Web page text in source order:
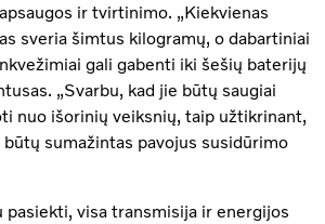
ir tvirtinimo. „Kiekvienas
sveria šimtus kilogramų, o dabartiniai
gali gabenti iki šešių baterijų
„Svarbu, kad jie būtų saugiai
nuo išorinių veiksnių, taip užtikrinant,
sumažintas pavojus susidūrimo
pasiekti, visa transmisija ir energijos